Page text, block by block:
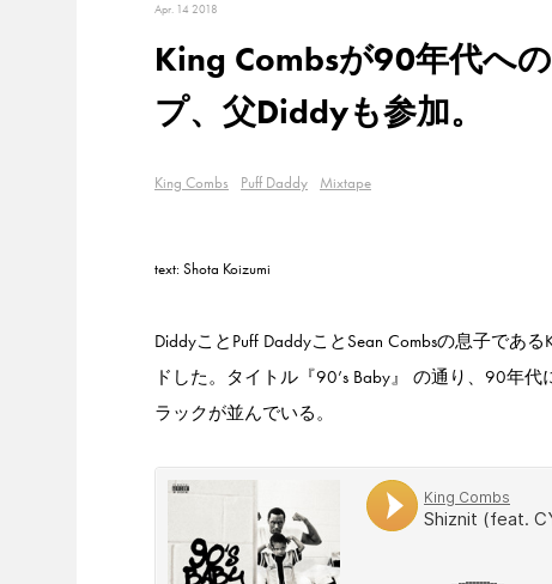
Apr. 14 2018
King Combsが90年代へ
プ、父Diddyも参加。
King Combs Puff Daddy Mixtape
text: Shota Koizumi
DiddyことPuff DaddyことSean Combsの息子であ
ドした。タイトル『90’s Baby』 の通り、90年
ラックが並んでいる。